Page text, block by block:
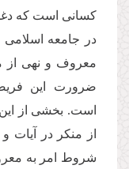
کسانی است که
در جامعه اسلامی
معروف و نهی از
ضرورت این
است. بخشی از
از منکر در آیات
شروط امر به